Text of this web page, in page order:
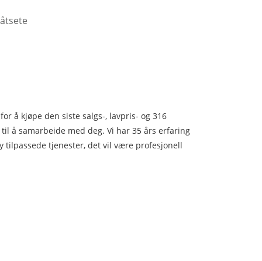
å kjøpe den siste salgs-, lavpris- og 316
å samarbeide med deg. Vi har 35 års erfaring
tilpassede tjenester, det vil være profesjonell